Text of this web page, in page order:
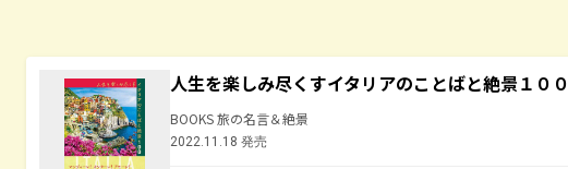
人生を楽しみ尽くすイタリアのことばと絶景１００
BOOKS 旅の名言＆絶景
2022.11.18 発売